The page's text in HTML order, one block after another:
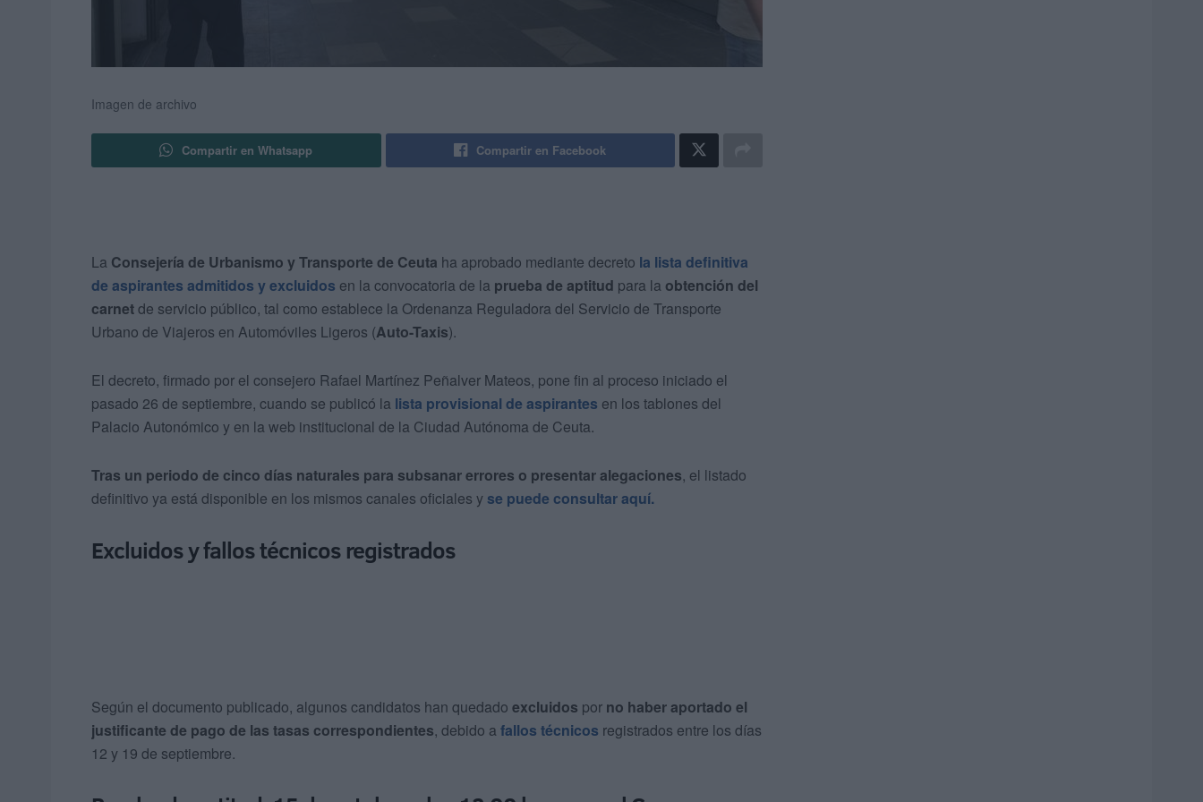
Imagen de archivo
Compartir en Whatsapp Compartir en Facebook
La Consejería de Urbanismo y Transporte de Ceuta ha aprobado mediante decreto la lista definitiva
de aspirantes admitidos y excluidos en la convocatoria de la prueba de aptitud para la obtención del
carnetde servicio público, tal como establece la Ordenanza Reguladora del Servicio de Transporte
Urbano de Viajeros en Automóviles Ligeros (Auto-Taxis).
El decreto, firmado por el consejero Rafael Martínez Peñalver Mateos, pone fin al proceso iniciado el
pasado 26 de septiembre, cuando se publicó la lista provisional de aspirantes en los tablones del
Palacio Autonómico y en la web institucional de la Ciudad Autónoma de Ceuta.
Tras un periodo de cinco días naturales para subsanar errores o presentar alegaciones, el listado
definitivo ya está disponible en los mismos canales oficiales y se puede consultar aquí.
Excluidos y fallos técnicos registrados
Según el documento publicado, algunos candidatos han quedado excluidos por no haber aportado el
justificante de pago de las tasas correspondientes, debido a fallos técnicos registrados entre los días
12 y 19 de septiembre.